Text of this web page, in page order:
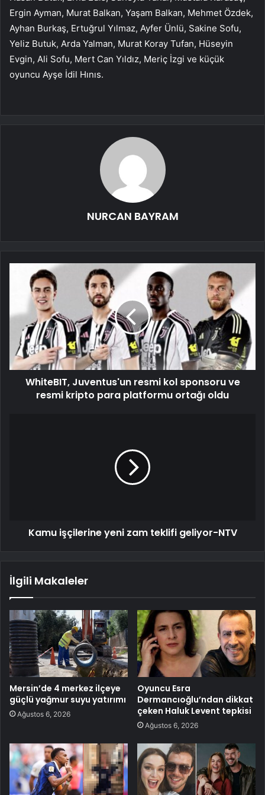
Ergin Ayman, Murat Balkan, Yaşam Balkan, Mehmet Özdek,
Ayhan Burkaş, Ertuğrul Yılmaz, Ayfer Ünlü, Sakine Sofu,
Yeliz Butuk, Arda Yalman, Murat Koray Tufan, Hüseyin
Evgin, Ali Sofu, Mert Can Yıldız, Meriç İzgi ve küçük
oyuncu Ayşe İdil Hınıs.
NURCAN BAYRAM
WhiteBIT, Juventus'un resmi kol sponsoru ve
resmi kripto para platformu ortağı oldu
Kamu işçilerine yeni zam teklifi geliyor-NTV
İlgili Makaleler
Mersin’de 4 merkez ilçeye
güçlü yağmur suyu yatırımı
Ağustos 6, 2026
Oyuncu Esra
Dermancıoğlu’ndan dikkat
çeken Haluk Levent tepkisi
Ağustos 6, 2026